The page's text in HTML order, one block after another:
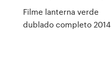
Filme lanterna verde
dublado completo 2014